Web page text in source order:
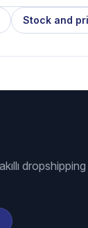
Stock and